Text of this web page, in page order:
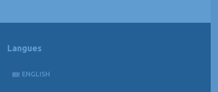
Langues
ENGLISH